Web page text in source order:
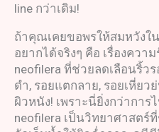
line กว่าเดิม!
ถ้าคุณเคยขอพรให้สมหวังใ
อยากได้จริงๆ คือ เรื่องคว
neofilera ที่ช่วยลดเลือนริ้ว
ดำ, รอยแตกลาย, รอยเหี่ยว
ผิวหนัง! เพราะนี่ยิ่งกว่ากา
neofilera เป็นวิทยาศาสตร์